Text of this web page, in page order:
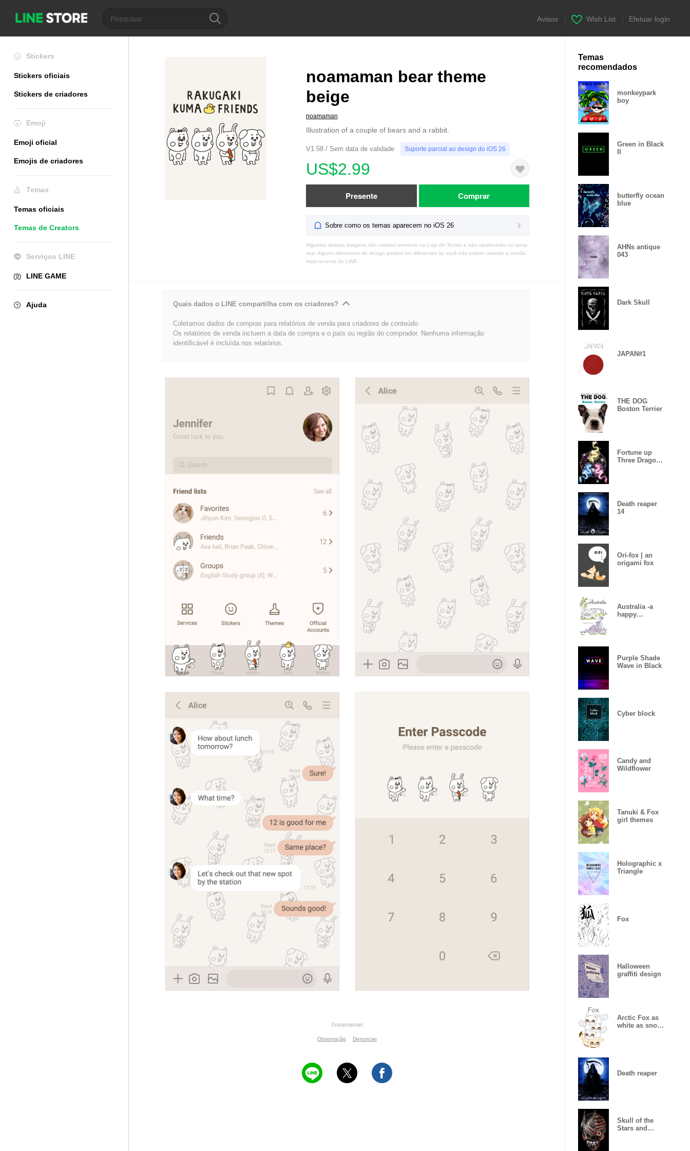
Avisos Wish List Efetuar login
Stickers
Stickers oficiais
Stickers de criadores
Emoji
Emoji oficial
Emojis de criadores
Temas
Temas oficiais
Temas de Creators
Serviços LINE
LINE GAME
Ajuda
noamaman bear theme
beige
noamaman
Illustration of a couple of bears and a rabbit.
V1.58 / Sem data de validade Suporte parcial ao design do iOS 26
US$2.99
Presente Comprar
Sobre como os temas aparecem no iOS 26
Algumas dessas imagens são usadas somente na Loja de Temas e não aparecerão no tema
real. Alguns elementos de design podem ser diferentes se você não estiver usando a versão
mais recente do LINE.
Quais dados o LINE compartilha com os criadores?
Coletamos dados de compras para relatórios de venda para criadores de conteúdo.
Os relatórios de venda incluem a data de compra e o país ou região do comprador. Nenhuma informação
identificável é incluída nos relatórios.
©noamaman
Observação Denunciar
Temas
recomendados
monkeypark
boy
Green in Black
butterfly ocean
blue
AHNs antique
043
Dark Skull
JAPAN#1
THE DOG
Boston Terrier
Fortune up
Three Dragon
Death reaper
14
Ori-fox | an
origami fox
Australia -a
happy
Purple Shade
Wave in Black
Cyber block
Candy and
Wildflower
Tanuki & Fox
girl themes
Holographic x
Triangle
Fox
Halloween
graffiti design
Arctic Fox as
white as snow
Death reaper
Skull of the
Stars and